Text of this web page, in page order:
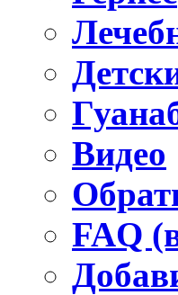
Видео
FAQ